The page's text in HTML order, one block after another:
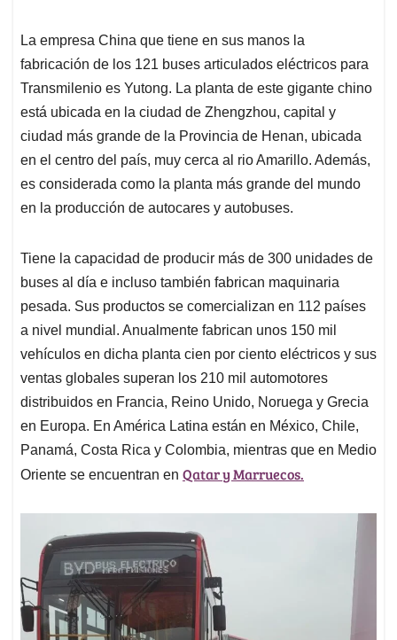
La empresa China que tiene en sus manos la
fabricación de los 121 buses articulados eléctricos para
Transmilenio es Yutong. La planta de este gigante chino
está ubicada en la ciudad de Zhengzhou, capital y
ciudad más grande de la Provincia de Henan, ubicada
en el centro del país, muy cerca al rio Amarillo. Además,
es considerada como la planta más grande del mundo
en la producción de autocares y autobuses.
Tiene la capacidad de producir más de 300 unidades de
buses al día e incluso también fabrican maquinaria
pesada. Sus productos se comercializan en 112 países
a nivel mundial. Anualmente fabrican unos 150 mil
vehículos en dicha planta cien por ciento eléctricos y sus
ventas globales superan los 210 mil automotores
distribuidos en Francia, Reino Unido, Noruega y Grecia
en Europa. En América Latina están en México, Chile,
Panamá, Costa Rica y Colombia, mientras que en Medio
Oriente se encuentran en Qatar y Marruecos.